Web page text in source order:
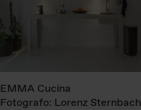
EMMA Cucina
Fotografo: Lorenz Sternbach